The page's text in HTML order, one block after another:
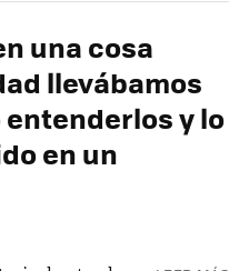
una cosa
llevábamos
y lo
en un